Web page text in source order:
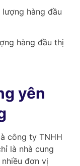
hàng đầu thị
yên
công ty TNHH
là nhà cung
đơn vị